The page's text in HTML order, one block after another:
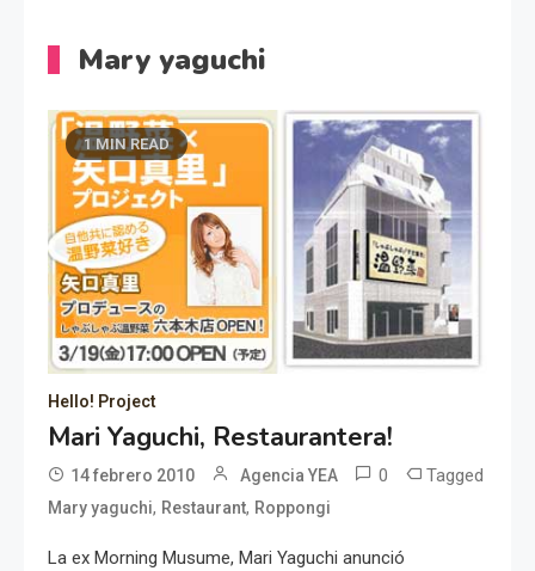
Mary yaguchi
1 MIN READ
Hello! Project
Mari Yaguchi, Restaurantera!
14 febrero 2010 Agencia YEA 0 Tagged
Mary yaguchi, Restaurant, Roppongi
La ex Morning Musume, Mari Yaguchi anunció